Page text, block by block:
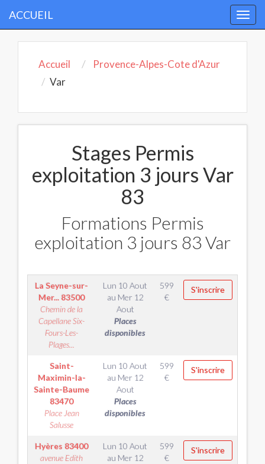
ACCUEIL
Accueil
Provence-Alpes-Cote d'Azur
Var
Stages Permis
exploitation 3 jours Var
83
Formations Permis
exploitation 3 jours 83 Var
La Seyne-sur-
Mer... 83500
Chemin de la
Capellane Six-
Fours-Les-
Plages...
Lun 10 Aout
au Mer 12
Aout
Places
disponibles
599
€
S'inscrire
Saint-
Maximin-la-
Sainte-Baume
83470
Place Jean
Salusse
Lun 10 Aout
au Mer 12
Aout
Places
disponibles
599
€
S'inscrire
Hyères 83400
avenue Edith
Lun 10 Aout
au Mer 12
599
€
S'inscrire